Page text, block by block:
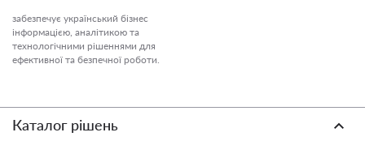
забезпечує український бізнес
інформацією, аналітикою та
технологічними рішеннями для
ефективної та безпечної роботи.
Каталог рішень